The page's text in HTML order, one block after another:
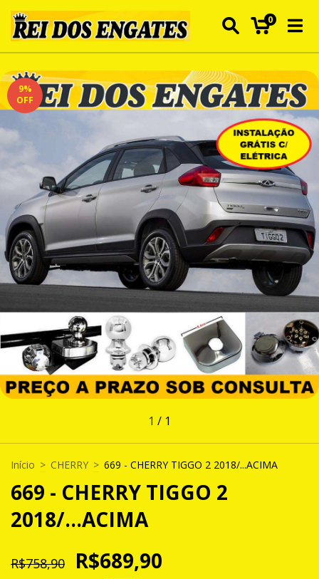
0
9%
OFF
1 / 1
Início > CHERRY > 669 - CHERRY TIGGO 2 2018/...ACIMA
669 - CHERRY TIGGO 2
2018/...ACIMA
R$758,90 R$689,90